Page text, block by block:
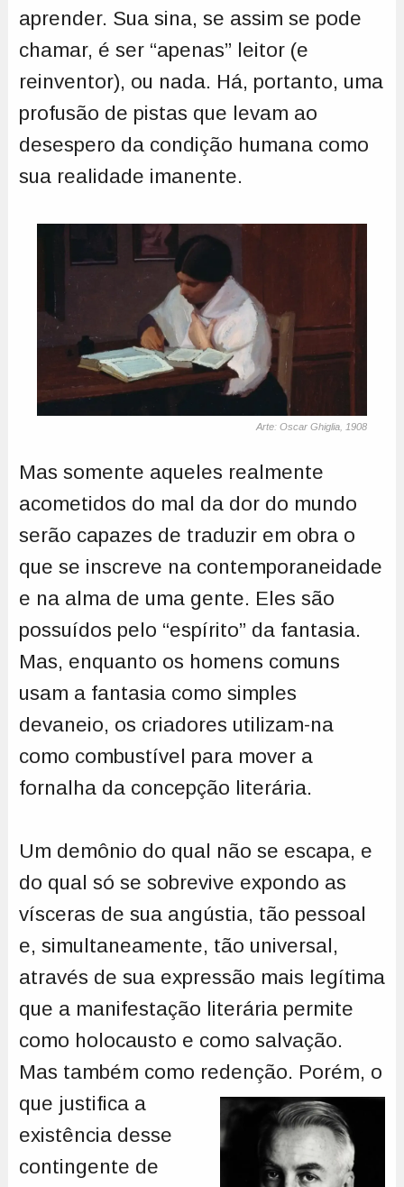
aprender. Sua sina, se assim se pode
chamar, é ser “apenas” leitor (e
reinventor), ou nada. Há, portanto, uma
profusão de pistas que levam ao
desespero da condição humana como
sua realidade imanente.
Arte: Oscar Ghiglia, 1908
Mas somente aqueles realmente
acometidos do mal da dor do mundo
serão capazes de traduzir em obra o
que se inscreve na contemporaneidade
e na alma de uma gente. Eles são
possuídos pelo “espírito” da fantasia.
Mas, enquanto os homens comuns
usam a fantasia como simples
devaneio, os criadores utilizam-na
como combustível para mover a
fornalha da concepção literária.
Um demônio do qual não se escapa, e
do qual só se sobrevive expondo as
vísceras de sua angústia, tão pessoal
e, simultaneamente, tão universal,
através de sua expressão mais legítima
que a manifestação literária permite
como holocausto e como salvação.
Mas também como redenção. Porém, o
que justifica a
existência desse
contingente de